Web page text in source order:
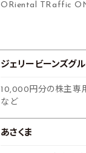
ORiental TRaffic
ジェリービーンズグ
10,000円分の株主専
など
あさくま